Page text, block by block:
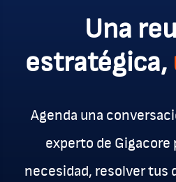
Una
estratégica,
Agenda una
experto de Gigacore
necesidad, resolver tus